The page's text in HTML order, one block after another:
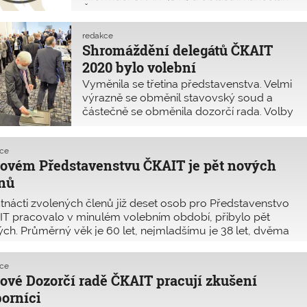
Shromáždění delegátů ČKAIT
2020 bylo volební
redakce
Vyměnila se třetina představenstva. Velmi
výrazně se obměnil stavovský soud a
částečně se obměnila dozorčí rada. Volby
regulérní a průběh byl poklidný.
Představenstvu ČKAIT je pět nových
zvolených členů již deset osob pro Představenstvo
pracovalo v minulém volebním období, přibylo pět
Průměrný věk je 60 let, nejmladšímu je 38 let, dvěma
jednom zástupci. Zastoupeny nejsou oblasti Hradec
a Liberec.
Dozorčí radě ČKAIT pracují zkušení